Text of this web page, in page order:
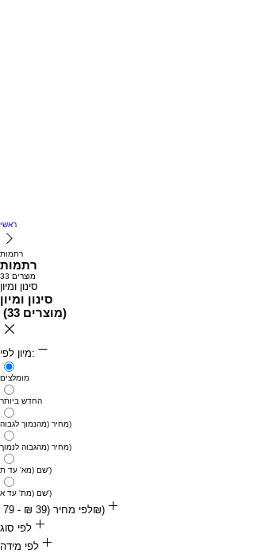
ראשי
רתמות
רתמות
33 מוצרים
סינון ומיון
סינון ומיון
(
33 מוצרים)
מיון לפי:
מומלצים
החדש ביותר
מחיר (מהנמוך לגבוה)
מחיר (מהגבוה לנמוך)
שם (מא' עד ת')
שם (מת' עד א')
לפי מחיר (‏39 ‏₪ - ‏79 ‏₪)
‏79 ‏₪
לפי סוג
לפי מידה